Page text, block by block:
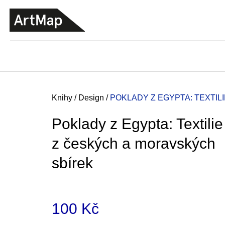
Domů
Knihy / Design / POKLADY Z EGYPTA:
Poklady z Egypta: Textilie
z českých a moravských
sbírek
100 Kč
ZPĚT
DO
OBCHODU
ZPĚT
DO
OBCHODU
ARTMAT KRABIČKA